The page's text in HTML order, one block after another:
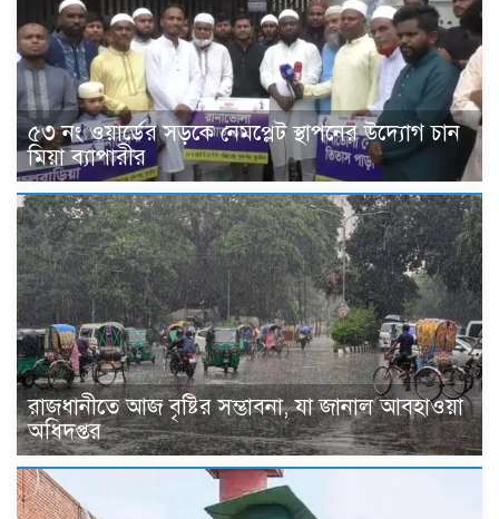
৫৩ নং ওয়ার্ডের সড়কে নেমপ্লেট স্থাপনের উদ্যোগ চান
মিয়া ব্যাপারীর
রাজধানীতে আজ বৃষ্টির সম্ভাবনা, যা জানাল আবহাওয়া
অধিদপ্তর